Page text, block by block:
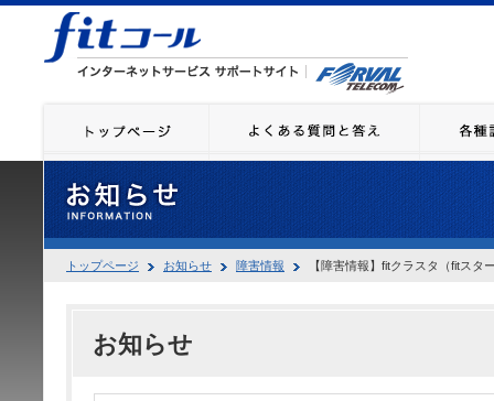
トップページ お知らせ 障害情報 【障害情報】fitクラスタ（fitスタ
お知らせ